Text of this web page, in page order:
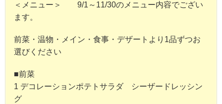
＜メニュー＞ 9/1～11/30のメニュー内容でござい
ます。
前菜・温物・メイン・食事・デザートより1品ずつお
選びください
■前菜
1 デコレーションポテトサラダ シーザードレッシン
グ